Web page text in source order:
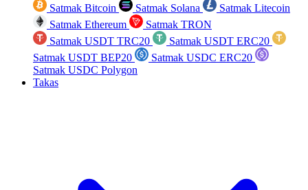
Satmak Bitcoin Satmak Solana
Satmak Litecoin
Satmak Ethereum
Satmak TRON
Satmak USDT TRC20
Satmak USDT ERC20
Satmak USDT BEP20
Satmak USDC ERC20
Satmak USDC Polygon
Takas